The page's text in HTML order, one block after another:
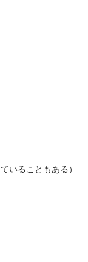
いることもある）